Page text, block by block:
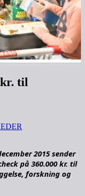
kr. til
2015 sender
på 360.000 kr. til
forskning og